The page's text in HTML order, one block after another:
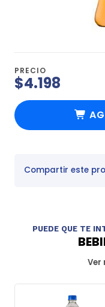
PRECIO
$4.198
Compartir este
PUEDE QUE TE
Ver